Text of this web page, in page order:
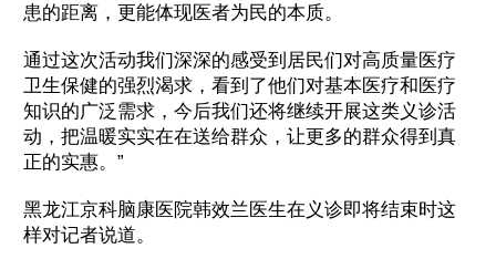
患的距离，更能体现医者为民的本质。
通过这次活动我们深深的感受到居民们对高质量医疗
卫生保健的强烈渴求，看到了他们对基本医疗和医疗
知识的广泛需求，今后我们还将继续开展这类义诊活
动，把温暖实实在在送给群众，让更多的群众得到真
正的实惠。”
黑龙江京科脑康医院韩效兰医生在义诊即将结束时这
样对记者说道。